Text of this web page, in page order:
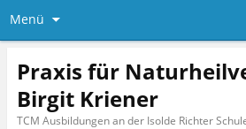
Menü
Praxis für
Birgit Kriener
TCM Ausbildungen an der Isolde Richter